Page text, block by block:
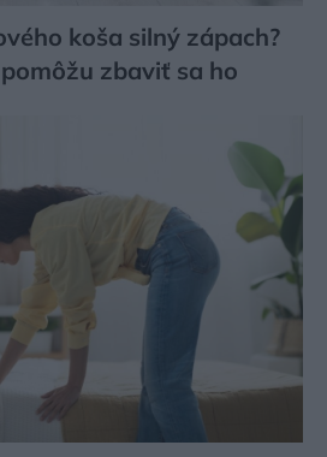
koša silný zápach?
zbaviť sa ho